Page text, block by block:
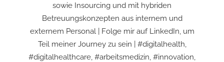
sowie Insourcing und mit hybriden
Betreuungskonzepten aus internem und
externem Personal | Folge mir auf LinkedIn, um
Teil meiner Journey zu sein | #digitalhealth,
#digitalhealthcare, #arbeitsmedizin, #innovation,